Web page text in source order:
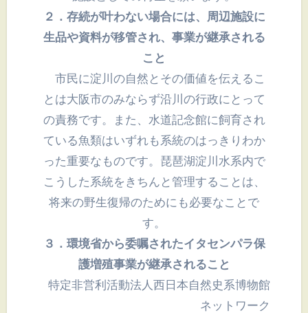
２．存続が叶わない場合には、周辺施設に
生品や資料が移管され、事業が継承される
こと
市民に淀川の自然とその価値を伝えるこ
とは大阪市のみならず沿川の行政にとって
の責務です。また、水道記念館に飼育され
ている魚類はいずれも系統のはっきりわか
った重要なものです。琵琶湖淀川水系内で
こうした系統をきちんと管理することは、
将来の野生復帰のためにも必要なことで
す。
３．環境省から委嘱されたイタセンパラ保
護増殖事業が継承されること
特定非営利活動法人西日本自然史系博物館
ネットワーク